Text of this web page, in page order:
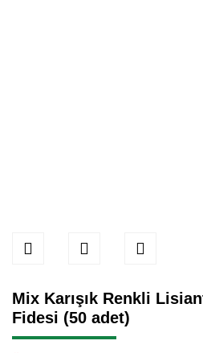
Mix Karışık Renkli
Fidesi (50 adet)